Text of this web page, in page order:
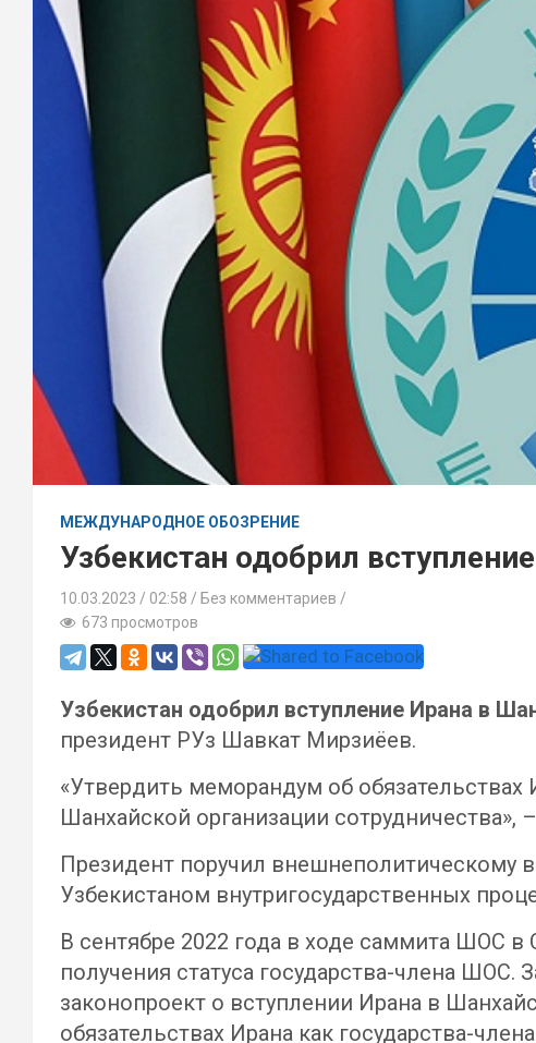
МЕЖДУНАРОДНОЕ ОБОЗРЕНИЕ
Узбекистан одобрил
10.03.2023 02:58 / Без комментариев
673 просмотров
Узбекистан одобрил вступление Ирана в
президент РУз Шавкат Мирзиёев.
«Утвердить меморандум об обязательствах
Шанхайской организации сотрудничества»,
Президент поручил внешнеполитическому
Узбекистаном внутригосударственных
В сентябре 2022 года в ходе саммита ШОС
получения статуса государства-члена ШОС.
законопроект о вступлении Ирана в
обязательствах Ирана как государства-